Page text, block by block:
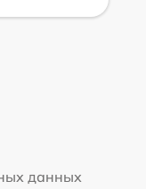
данных